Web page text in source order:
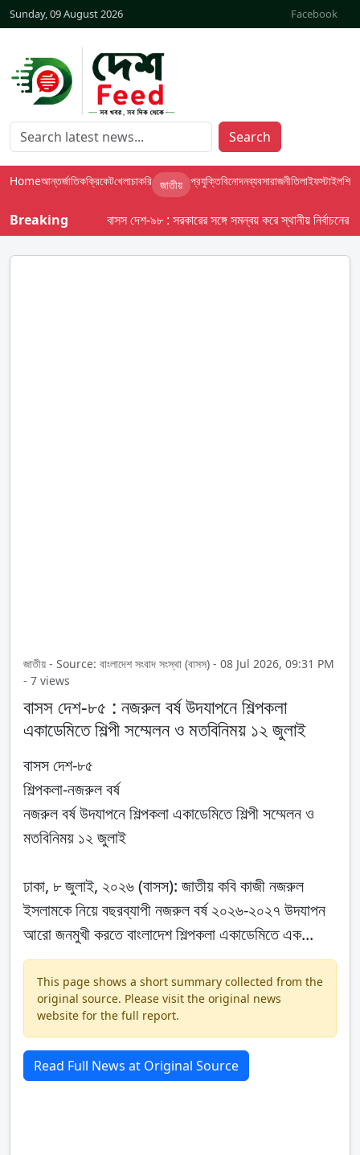
Sunday, 09 August 2026 Facebook
Search
Homeআন্তর্জাতিকক্রিকেটখেলাচাকরি জাতীয় প্রযুক্তিবিনোদনব্যবসারাজনীতিলাইফস্টাইলশিক্ষা
Breaking বাসস দেশ-৯৮ : সরকারের সঙ্গে সমন্বয় করে স্থানীয় নির্বাচনের
জাতীয় - Source: বাংলাদেশ সংবাদ সংস্থা (বাসস) - 08 Jul 2026, 09:31 PM
- 7 views
বাসস দেশ-৮৫ : নজরুল বর্ষ উদযাপনে শিল্পকলা
একাডেমিতে শিল্পী সম্মেলন ও মতবিনিময় ১২ জুলাই
বাসস দেশ-৮৫
শিল্পকলা-নজরুল বর্ষ
নজরুল বর্ষ উদযাপনে শিল্পকলা একাডেমিতে শিল্পী সম্মেলন ও
মতবিনিময় ১২ জুলাই
ঢাকা, ৮ জুলাই, ২০২৬ (বাসস): জাতীয় কবি কাজী নজরুল
ইসলামকে নিয়ে বছরব্যাপী নজরুল বর্ষ ২০২৬-২০২৭ উদযাপন
আরো জনমুখী করতে বাংলাদেশ শিল্পকলা একাডেমিতে এক...
This page shows a short summary collected from the
original source. Please visit the original news
website for the full report.
Read Full News at Original Source